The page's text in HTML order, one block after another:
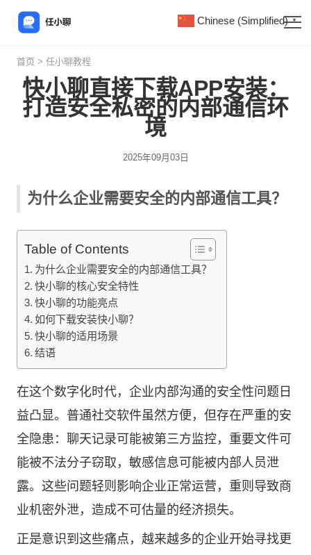
首页 > 任小聊教程
快小聊直接下载APP安装：
打造安全私密的内部通信环
境
2025年09月03日
为什么企业需要安全的内部通信工具？
Table of Contents
为什么企业需要安全的内部通信工具？
快小聊的核心安全特性
快小聊的功能亮点
如何下载安装快小聊？
快小聊的适用场景
结语
在这个数字化时代，企业内部沟通的安全性问题日
益凸显。普通社交软件虽然方便，但存在严重的安
全隐患：聊天记录可能被第三方监控，重要文件可
能被不法分子窃取，敏感信息可能被内部人员泄
露。这些问题轻则影响企业正常运营，重则导致商
业机密外泄，造成不可估量的经济损失。
正是意识到这些痛点，越来越多的企业开始寻找更
Chinese (Simplified) ▼